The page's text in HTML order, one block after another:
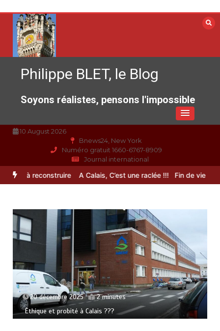
contenu
Philippe BLET, le Blog
Soyons réalistes, pensons l'impossible
10 August 2026
Bnews24, New York
Numéro gratuit 1660-6767-8909
Journal international
à reconstruire A Calais, C’est une raclée !!! Fin de vie :
20 décembre 2025 2 minutes
Éthique et probité à Calais ???